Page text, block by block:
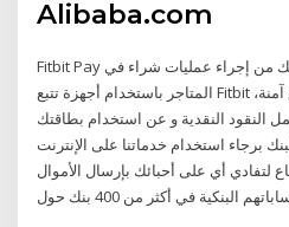
Alibaba.com
Fitbit Pay هي وسيلة دفع غير تلامسية تمكّنك من إجراء عمليات شراء في
المتاجر باستخدام أجهزة تتبع Fitbit و الساعات الذكية. إنها وسيلة دفع آمنة،
النقود النقدية و عن استخدام بطاقتك
برجاء استخدام خدماتنا على الإنترنت
أي على أحبائك بإرسال الأموال